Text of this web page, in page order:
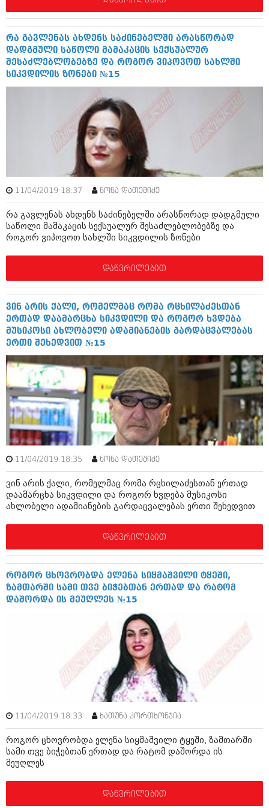
თებერვალი 2012 (376)
იანვარი 2012 (322)
ნოემბერი 2011 (471)
ოქტომბერი 2011 (754)
ივლისი 2011 (400)
ივნისი 2011 (438)
მაისი 2011 (415)
აპრილი 2011 (294)
მარტი 2011 (654)
თებერვალი 2011 (329)
იანვარი 2011 (647)
(157)
დეკემბერი 2010 (881)
ნოემბერი 2010 (422)
ოქტომბერი 2010 (341)
სექტემბერი 2010 (449)
მაისი 2010 (232)
მარტი 2010 (454)
თებერვალი 2010 (421)
იანვარი 2010 (422)
დეკემბერი 2009 (510)
ოქტომბერი 2009 (382)
სექტემბერი 2009 (541)
აგვისტო 2009 (14)
ივლისი 2009 (118)
თებერვალი 0216 (1)
დეკემბერი 0215 (1)
ოქტომბერი 0215 (1)
აგვისტო 0215 (2)
ივნისი 0212 (2)
ნოემბერი 0201 (1)
რა გავლენას ახდენს საძინებელში არასწორად
დადგმული საწოლი მამაკაცის სექსუალურ
შესაძლებლობებზე და როგორ ვიპოვოთ სახლში
სიკვდილის ზონები №15
11/04/2019 18:37 ნონა დათეშიძე
რა გავლენას ახდენს საძინებელში არასწორად დადგმული
საწოლი მამაკაცის სექსუალურ შესაძლებლობებზე და
როგორ ვიპოვოთ სახლში სიკვდილის ზონები
დაწვრილებით
ვინ არის ქალი, რომელმაც რომა რცხილაძესთან
ერთად დაამარცხა სიკვდილი და როგორ ხვდება
მუსიკოსი ახლობელი ადამიანების გარდაცვალებას
ერთი შეხედვით №15
11/04/2019 18:35 ნონა დათეშიძე
ვინ არის ქალი, რომელმაც რომა რცხილაძესთან ერთად
დაამარცხა სიკვდილი და როგორ ხვდება მუსიკოსი
ახლობელი ადამიანების გარდაცვალებას ერთი შეხედვით
დაწვრილებით
როგორ ცხოვრობდა ელენა სიყმაშვილი ტყეში,
ზამთარში სამი თვე ბიჭებთან ერთად და რატომ
დაშორდა ის მეუღლეს №15
11/04/2019 18:33 ხათუნა კორთხონჯია
როგორ ცხოვრობდა ელენა სიყმაშვილი ტყეში, ზამთარში
სამი თვე ბიჭებთან ერთად და რატომ დაშორდა ის
მეუღლეს
დაწვრილებით